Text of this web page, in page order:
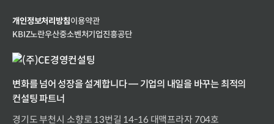
개인정보처리방침이용약관
KBIZ노란우산중소벤처기업진흥공단
변화를 넘어 성장을 설계합니다 — 기업의 내일을 바꾸는 최적의
컨설팅 파트너
경기도 부천시 소향로 13번길 14-16 대맥프라자 704호